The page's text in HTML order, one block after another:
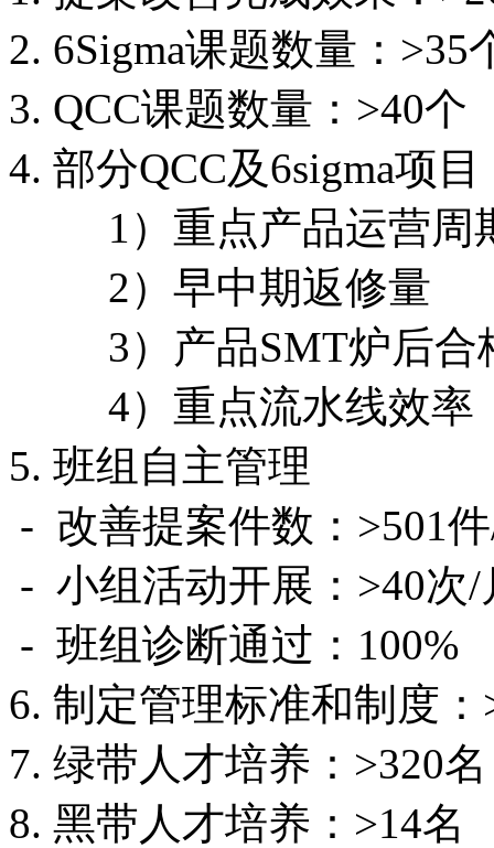
2. 6Sigma课题数量：>35
3. QCC课题数量：>40个
4. 部分QCC及6sigma
1）重点产品运营周
2）早中期返修
3）产品SMT炉后合
4）重点流水线效
5. 班组自主管理
- 改善提案件数：>501
- 小组活动开展：>40次
- 班组诊断通过：100%
6. 制定管理标准和制度：
7. 绿带人才培养：>320名
8. 黑带人才培养：>14名